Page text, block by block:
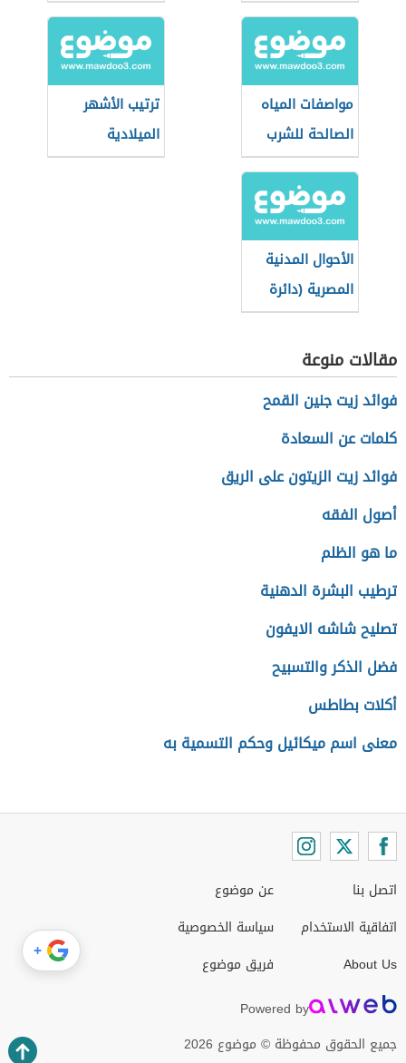
مواصفات المياه
الصالحة للشرب
حسب منظمة
الصحة العالمية
ترتيب الأشهر
الميلادية
الأحوال المدنية
المصرية (دائرة
حكومية)
مقالات منوعة
فوائد زيت جنين القمح
كلمات عن السعادة
فوائد زيت الزيتون على الريق
أصول الفقه
ما هو الظلم
ترطيب البشرة الدهنية
تصليح شاشه الايفون
فضل الذكر والتسبيح
أكلات بطاطس
معنى اسم ميكائيل وحكم التسمية به
اتصل بنا
اتفاقية الاستخدام
About Us
عن موضوع
سياسة الخصوصية
فريق موضوع
Powered by
جميع الحقوق محفوظة © موضوع 2026
+